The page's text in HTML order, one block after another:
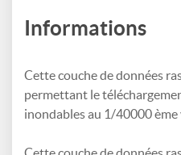
Informations
Cette couche de données
permettant le
inondables au 1/40000